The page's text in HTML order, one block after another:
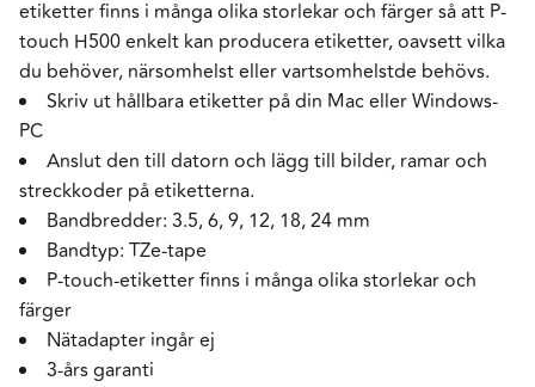
etiketter finns i många olika storlekar och färger så att P-
touch H500 enkelt kan producera etiketter, oavsett vilka
du behöver, närsomhelst eller vartsomhelstde behövs.
Skriv ut hållbara etiketter på din Mac eller Windows-
PC
Anslut den till datorn och lägg till bilder, ramar och
streckkoder på etiketterna.
Bandbredder: 3.5, 6, 9, 12, 18, 24 mm
Bandtyp: TZe-tape
P-touch-etiketter finns i många olika storlekar och
färger
Nätadapter ingår ej
3-års garanti